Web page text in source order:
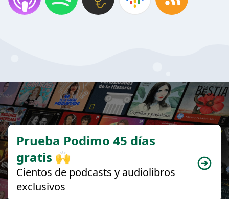
Prueba Podimo 45 días
gratis 🙌
Cientos de podcasts y audiolibros
exclusivos